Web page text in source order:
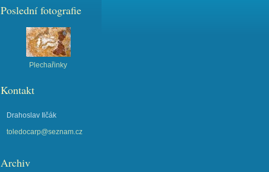
Poslední fotografie
Plechařinky
Kontakt
Drahoslav Ilčák
toledocarp@seznam.cz
Archiv